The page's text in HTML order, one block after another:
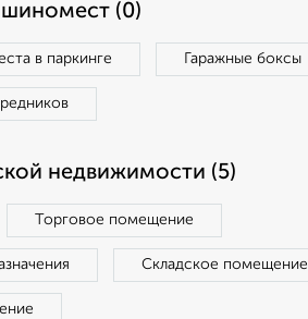
(0)
в паркинге Гаражные боксы
недвижимости (5)
Торговое помещение
Складское помещение